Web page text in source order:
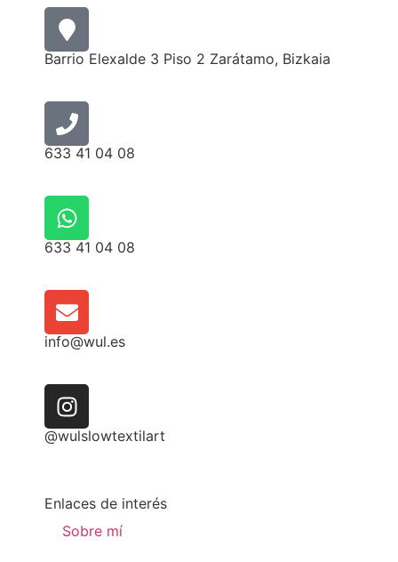
Barrio Elexalde 3 Piso 2 Zarátamo, Bizkaia
633 41 04 08
633 41 04 08
info@wul.es
@wulslowtextilart
Enlaces de interés
Sobre mí